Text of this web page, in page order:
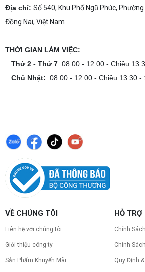
Địa chỉ: Số 540, Khu Phố Ngũ Phúc,
Đồng Nai, Việt Nam
THỜI GIAN LÀM VIỆC:
Thứ 2 - Thứ 7: 08:00 - 12:00 - Chiều
Chủ Nhật: 08:00 - 12:00 - Chiều 13:30 -
VỀ CHÚNG TÔI
Liên hệ với chúng tôi
Giới thiệu công ty
Sản Phẩm Khuyến Mãi
HỖ
Chính
Chính
Quy Định